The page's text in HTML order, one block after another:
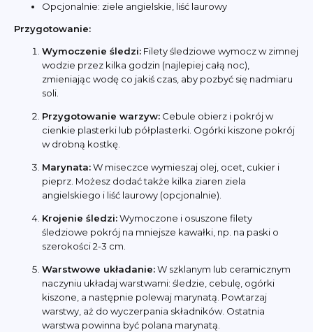
Opcjonalnie: ziele angielskie, liść laurowy
Przygotowanie:
Wymoczenie śledzi: Filety śledziowe wymocz w zimnej
wodzie przez kilka godzin (najlepiej całą noc),
zmieniając wodę co jakiś czas, aby pozbyć się nadmiaru
soli.
Przygotowanie warzyw: Cebule obierz i pokrój w
cienkie plasterki lub półplasterki. Ogórki kiszone pokrój
w drobną kostkę.
Marynata:W miseczce wymieszaj olej, ocet, cukier i
pieprz. Możesz dodać także kilka ziaren ziela
angielskiego i liść laurowy (opcjonalnie).
Krojenie śledzi:Wymoczone i osuszone filety
śledziowe pokrój na mniejsze kawałki, np. na paski o
szerokości 2-3 cm.
Warstwowe układanie:W szklanym lub ceramicznym
naczyniu układaj warstwami: śledzie, cebulę, ogórki
kiszone, a następnie polewaj marynatą. Powtarzaj
warstwy, aż do wyczerpania składników. Ostatnia
warstwa powinna być polana marynatą.